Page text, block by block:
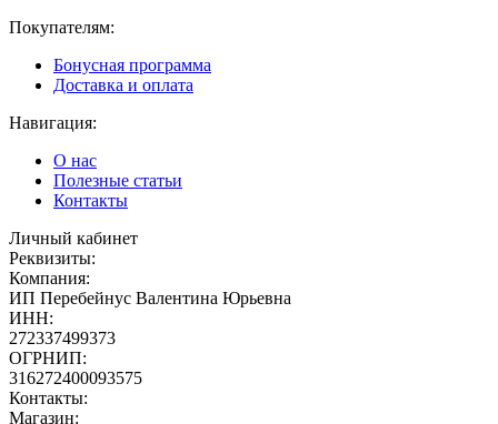
Покупателям:
Бонусная программа
Доставка и оплата
Навигация:
О нас
Полезные статьи
Контакты
Личный кабинет
Реквизиты:
Компания:
ИП Перебейнус Валентина Юрьевна
ИНН:
272337499373
ОГРНИП:
316272400093575
Контакты:
Магазин: